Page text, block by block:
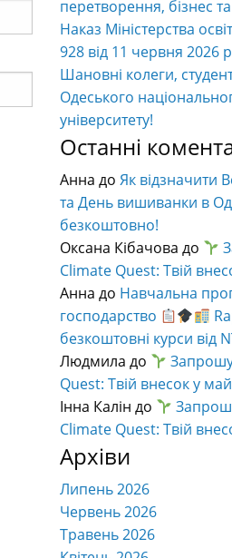
перетворення, бізнес
Наказ Міністерства
928 від 11 червня 2026
Шановні колеги,
Одеського
університету!
Останні
Анна доЯк відзначити
та День вишиванки в
безкоштовно!
Оксана Кібачова до
Climate Quest: Твій
Анна до Навчальна
господарство
безкоштовні курси від
Людмила до
Quest: Твій внесок у
Інна Калін до
Climate Quest: Твій
Архіви
Липень 2026
Червень 2026
Травень 2026